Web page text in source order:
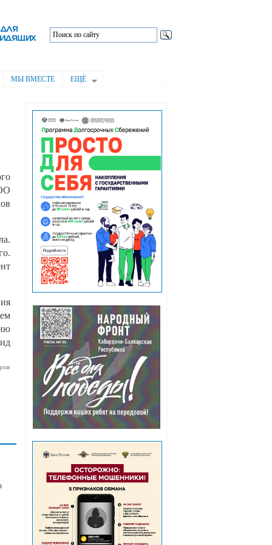
МЫ ВМЕСТЕ ЕЩЁ